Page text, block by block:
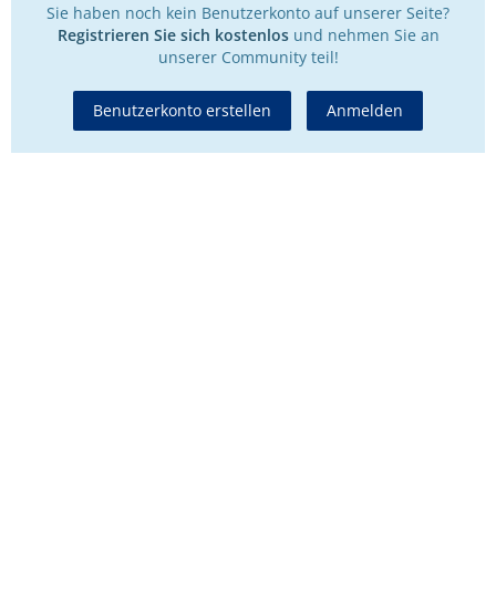
Sie haben noch kein Benutzerkonto auf unserer Seite?
Registrieren Sie sich kostenlosund nehmen Sie an
unserer Community teil!
Benutzerkonto erstellen Anmelden